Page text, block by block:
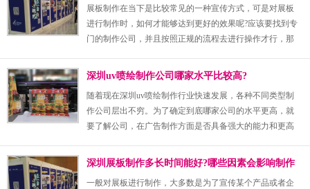
展板制作在当下是比较常见的一种宣传方式，可是对展板
进行制作时，如何才能够达到更好的效果呢?应该要找到专
门的制作公司，并且按照正规的流程去进行操作才行，那
要一起来认识一下。
深圳uv喷绘制作公司哪家水平比较高?
随着现在深圳uv喷绘制作行业快速发展，各种不同类型制
作公司层出不穷。为了确定到底哪家公司的水平更高，就
要了解公司，在广告制作方面是否具备强大的能力和更高
深圳展板制作多长时间能好?哪些因素会影响制作
时间?
一般对展板进行制作，大多数是为了宣传某个产品或者企